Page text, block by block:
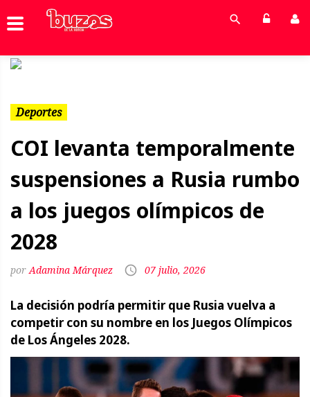
Deportes
COI levanta temporalmente
suspensiones a Rusia rumbo
a los juegos olímpicos de
2028
Adamina Márquez 07 julio, 2026
La decisión podría permitir que Rusia vuelva a
competir con su nombre en los Juegos Olímpicos
de Los Ángeles 2028.